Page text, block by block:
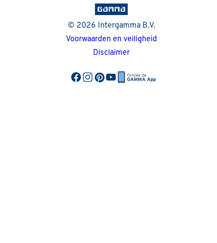
© 2026 Intergamma B.V.
Voorwaarden en veiligheid
Disclaimer